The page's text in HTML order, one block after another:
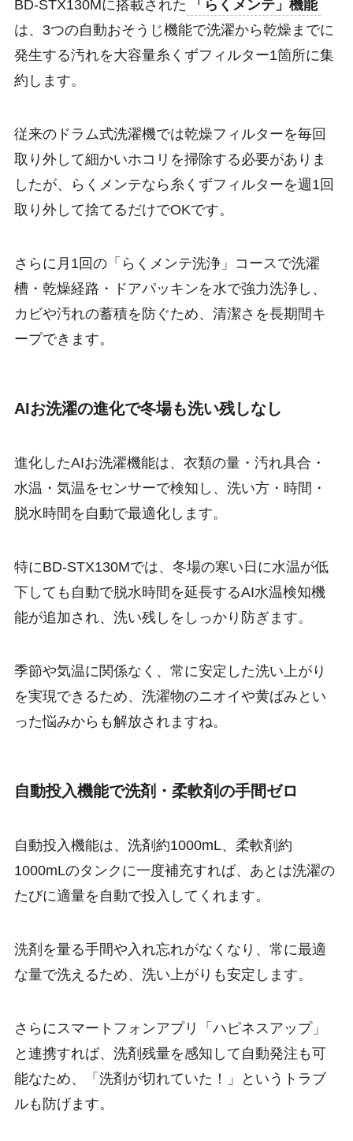
BD-STX130Mに搭載された
「らくメンテ」機能
は、3つの自動おそうじ機能で洗濯から乾燥までに
発生する汚れを大容量糸くずフィルター1箇所に集
約します。
従来のドラム式洗濯機では乾燥フィルターを毎回
取り外して細かいホコリを掃除する必要がありま
したが、らくメンテなら糸くずフィルターを週1回
取り外して捨てるだけでOKです。
さらに月1回の「らくメンテ洗浄」コースで洗濯
槽・乾燥経路・ドアパッキンを水で強力洗浄し、
カビや汚れの蓄積を防ぐため、清潔さを長期間キ
ープできます。
AIお洗濯の進化で冬場も洗い残しなし
進化したAIお洗濯機能は、衣類の量・汚れ具合・
水温・気温をセンサーで検知し、洗い方・時間・
脱水時間を自動で最適化します。
特にBD-STX130Mでは、冬場の寒い日に水温が低
下しても自動で脱水時間を延長するAI水温検知機
能が追加され、洗い残しをしっかり防ぎます。
季節や気温に関係なく、常に安定した洗い上がり
を実現できるため、洗濯物のニオイや黄ばみとい
った悩みからも解放されますね。
自動投入機能で洗剤・柔軟剤の手間ゼロ
自動投入機能は、洗剤約1000mL、柔軟剤約
1000mLのタンクに一度補充すれば、あとは洗濯の
たびに適量を自動で投入してくれます。
洗剤を量る手間や入れ忘れがなくなり、常に最適
な量で洗えるため、洗い上がりも安定します。
さらにスマートフォンアプリ「ハピネスアップ」
と連携すれば、洗剤残量を感知して自動発注も可
能なため、「洗剤が切れていた！」というトラブ
ルも防げます。